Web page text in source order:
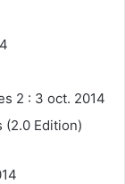
2 : 3 oct. 2014
(2.0 Edition)